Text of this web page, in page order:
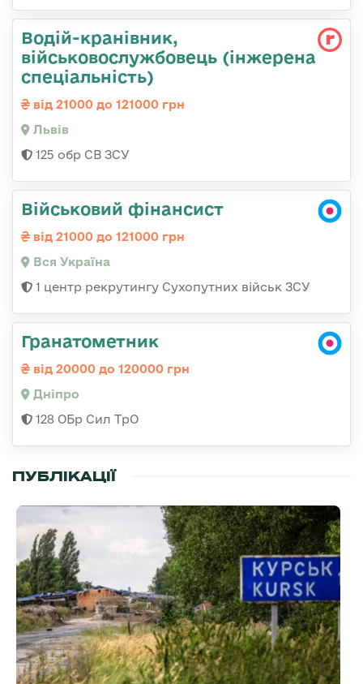
Водій-кранівник,
військовослужбовець (інжерена
спеціальність)
від 21000 до 121000 грн
Львів
125 обр СВ ЗСУ
Військовий фінансист
від 21000 до 121000 грн
Вся Україна
1 центр рекрутингу Сухопутних військ ЗСУ
Гранатометник
від 20000 до 120000 грн
Дніпро
128 ОБр Сил ТрО
ПУБЛІКАЦІЇ